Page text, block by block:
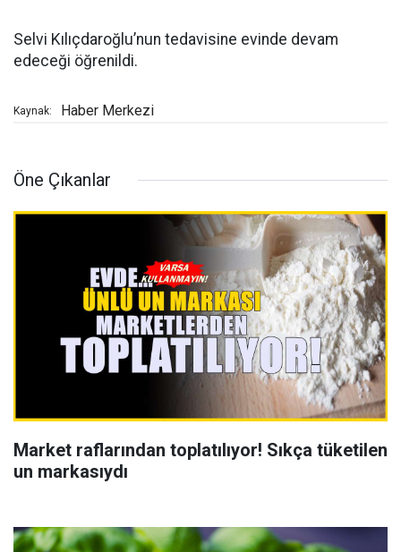
Selvi Kılıçdaroğlu’nun tedavisine evinde devam
edeceği öğrenildi.
Kaynak: Haber Merkezi
Öne Çıkanlar
Market raflarından toplatılıyor! Sıkça tüketilen
un markasıydı